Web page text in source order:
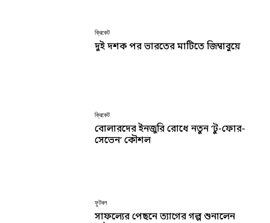
ক্রিকেট
দুই দশক পর ভারতের মাটিতে জিম্বাবুয়ে
ক্রিকেট
বোলারদের ইনজুরি রোধে নতুন ‘টু-ফোর-
সেভেন’ কৌশল
ফুটবল
সাফল্যের পেছনে ত্যাগের গল্প শুনালেন